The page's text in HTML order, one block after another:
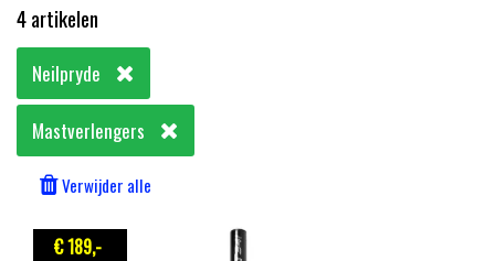
4 artikelen
Neilpryde
Mastverlengers
Verwijder alle
€ 189,-